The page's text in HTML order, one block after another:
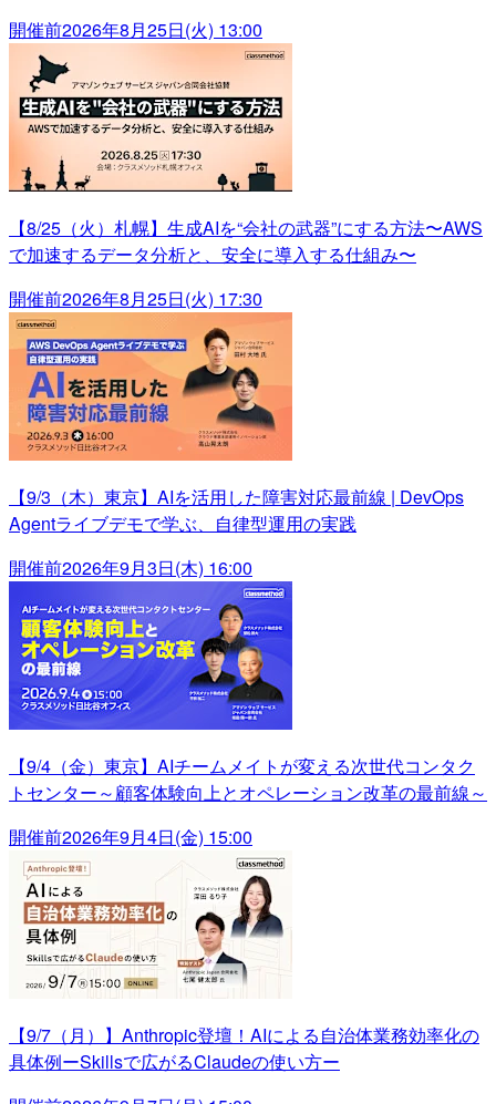
開催前2026年8月25日(火) 13:00
【8/25（火）札幌】生成AIを“会社の武器”にする方法〜AWS
で加速するデータ分析と、安全に導入する仕組み〜
開催前2026年8月25日(火) 17:30
【9/3（木）東京】AIを活用した障害対応最前線 | DevOps
Agentライブデモで学ぶ、自律型運用の実践
開催前2026年9月3日(木) 16:00
【9/4（金）東京】AIチームメイトが変える次世代コンタク
トセンター～顧客体験向上とオペレーション改革の最前線～
開催前2026年9月4日(金) 15:00
【9/7（月）】Anthropic登壇！AIによる自治体業務効率化の
具体例ーSkillsで広がるClaudeの使い方ー